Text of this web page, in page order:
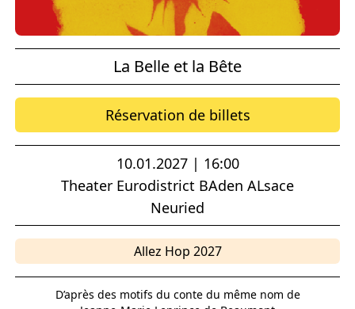
La Belle et la Bête
Réservation de billets
10.01.2027 | 16:00
Theater Eurodistrict BAden ALsace
Neuried
Allez Hop 2027
D’après des motifs du conte du même nom de